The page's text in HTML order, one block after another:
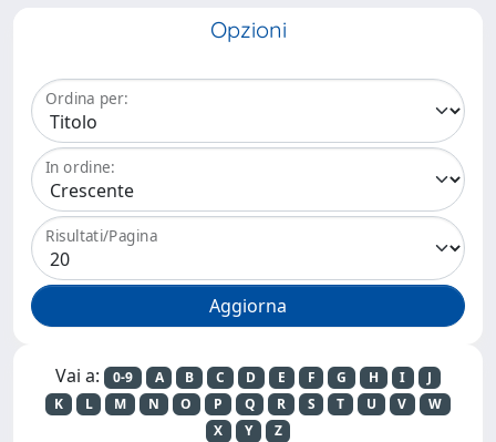
Opzioni
Ordina per:
In ordine:
Risultati/Pagina
Vai a: 0-9 A B C D E F G H I
J
K
L M N O P Q R S T U V
W
X
Y Z